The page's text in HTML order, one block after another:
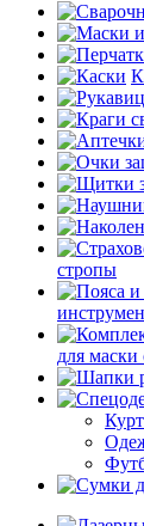
стропы
для